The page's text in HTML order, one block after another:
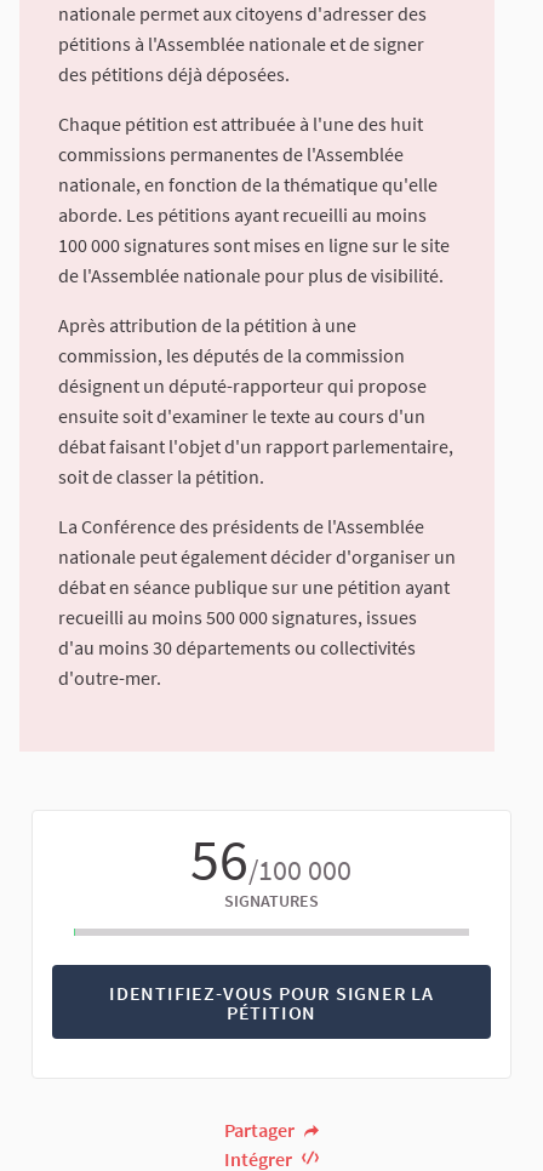
nationale permet aux citoyens d'adresser des
pétitions à l'Assemblée nationale et de signer
des pétitions déjà déposées.
Chaque pétition est attribuée à l'une des huit
commissions permanentes de l'Assemblée
nationale, en fonction de la thématique qu'elle
aborde. Les pétitions ayant recueilli au moins
100 000 signatures sont mises en ligne sur le site
de l'Assemblée nationale pour plus de visibilité.
Après attribution de la pétition à une
commission, les députés de la commission
désignent un député-rapporteur qui propose
ensuite soit d'examiner le texte au cours d'un
débat faisant l'objet d'un rapport parlementaire,
soit de classer la pétition.
La Conférence des présidents de l'Assemblée
nationale peut également décider d'organiser un
débat en séance publique sur une pétition ayant
recueilli au moins 500 000 signatures, issues
d'au moins 30 départements ou collectivités
d'outre-mer.
56/100 000
SIGNATURES
IDENTIFIEZ-VOUS POUR SIGNER LA
PÉTITION
Partager
Intégrer